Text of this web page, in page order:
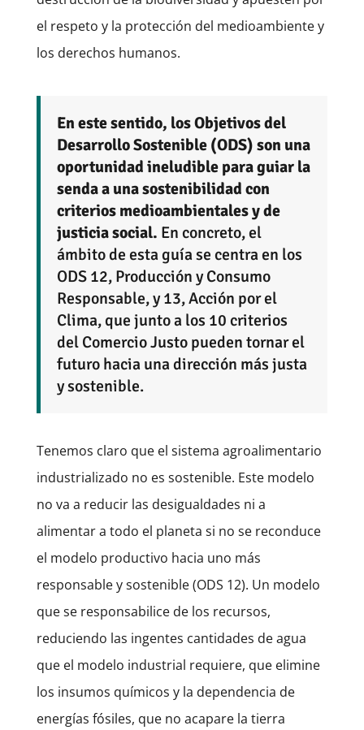
el respeto y la protección del medioambiente y
los derechos humanos.
En este sentido, los Objetivos del
Desarrollo Sostenible (ODS) son una
oportunidad ineludible para guiar la
senda a una sostenibilidad con
criterios medioambientales y de
justicia social. En concreto, el
ámbito de esta guía se centra en los
ODS 12, Producción y Consumo
Responsable, y 13, Acción por el
Clima, que junto a los 10 criterios
del Comercio Justo pueden tornar el
futuro hacia una dirección más justa
y sostenible.
Tenemos claro que el sistema agroalimentario
industrializado no es sostenible. Este modelo
no va a reducir las desigualdades ni a
alimentar a todo el planeta si no se reconduce
el modelo productivo hacia uno más
responsable y sostenible (ODS 12). Un modelo
que se responsabilice de los recursos,
reduciendo las ingentes cantidades de agua
que el modelo industrial requiere, que elimine
los insumos químicos y la dependencia de
energías fósiles, que no acapare la tierra